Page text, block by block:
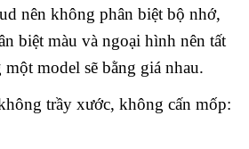
nên không phân biệt bộ nhớ,
biệt màu và ngoại hình nên tất
một model sẽ bằng giá nhau.
trầy xước, không cấn mốp: